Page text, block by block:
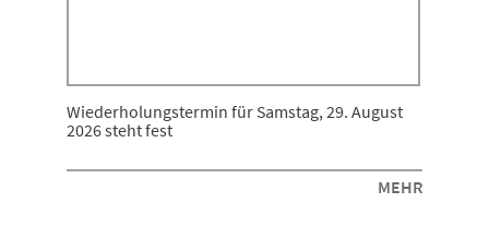
Wiederholungstermin für Samstag, 29. August
2026 steht fest
MEHR